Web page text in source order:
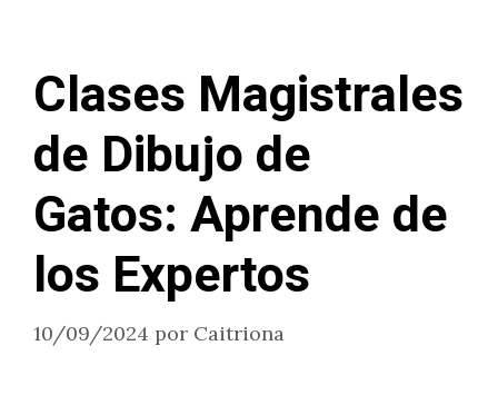
Clases Magistrales
de Dibujo de
Gatos: Aprende de
los Expertos
10/09/2024 por Caitriona